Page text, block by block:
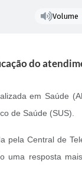
Volume
do
em Saúde
de Saúde (SUS).
pela Central de
uma resposta